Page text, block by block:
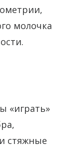
молочка
«играть»
стяжные